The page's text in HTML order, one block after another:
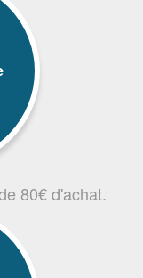
80€ d'achat.